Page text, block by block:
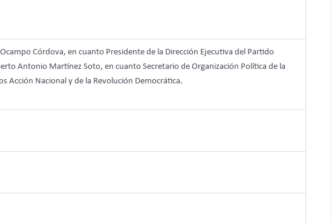
Córdova, en cuanto Presidente de la Dirección Ejecutiva del Partido
Antonio Martínez Soto, en cuanto Secretario de Organización Política de la
Acción Nacional y de la Revolución Democrática.